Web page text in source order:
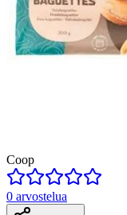
Coop
0 arvostelua